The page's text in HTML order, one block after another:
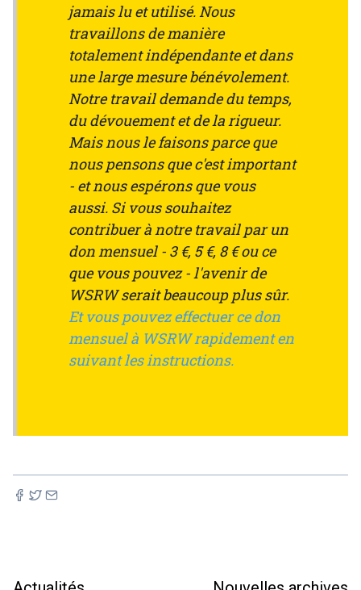
jamais lu et utilisé. Nous
travaillons de manière
totalement indépendante et dans
une large mesure bénévolement.
Notre travail demande du temps,
du dévouement et de la rigueur.
Mais nous le faisons parce que
nous pensons que c'est important
- et nous espérons que vous
aussi. Si vous souhaitez
contribuer à notre travail par un
don mensuel - 3 €, 5 €, 8 € ou ce
que vous pouvez - l'avenir de
WSRW serait beaucoup plus sûr.
Et vous pouvez effectuer ce don
mensuel à WSRW rapidement en
suivant les instructions.